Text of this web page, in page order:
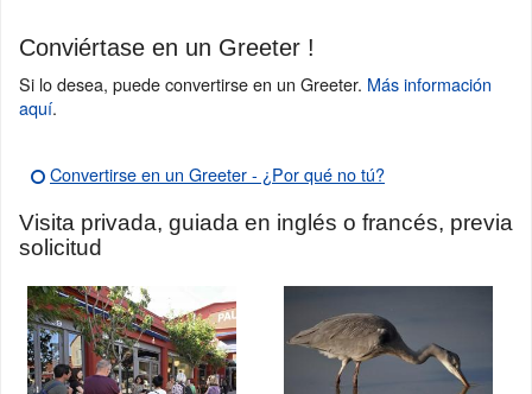
Conviértase en un Greeter !
Si lo desea, puede convertirse en un Greeter. Más información
aquí.
Convertirse en un Greeter - ¿Por qué no tú?
Visita privada, guiada en inglés o francés, previa
solicitud